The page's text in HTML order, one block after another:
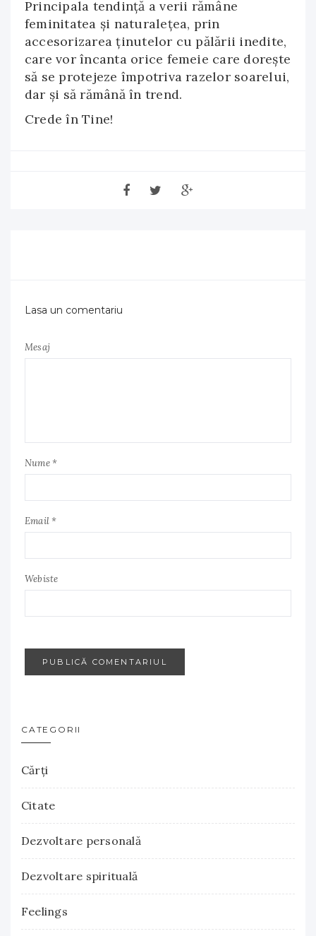
Principala tendință a verii rămâne
feminitatea și naturalețea, prin
accesorizarea ținutelor cu pălării inedite,
care vor încanta orice femeie care dorește
să se protejeze împotriva razelor soarelui,
dar și să rămână în trend.
Crede în Tine!
Lasa un comentariu
Mesaj
Nume *
Email *
Webiste
CATEGORII
Cărţi
Citate
Dezvoltare personală
Dezvoltare spirituală
Feelings